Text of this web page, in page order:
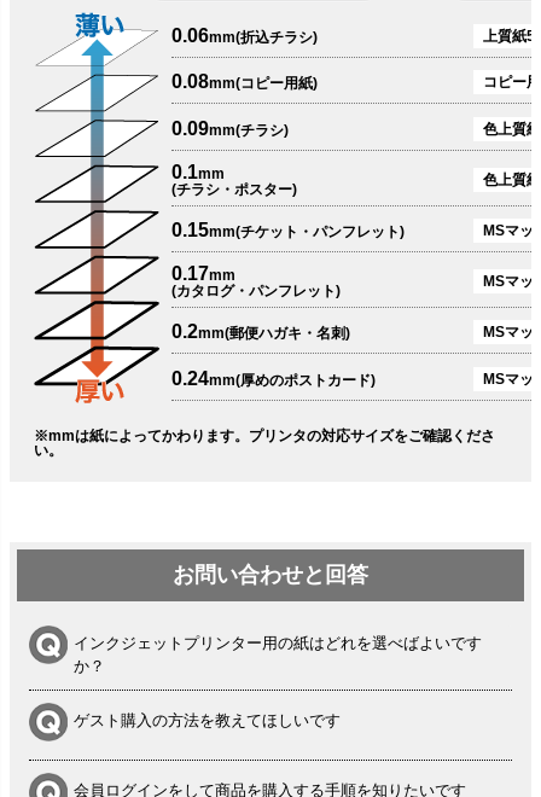
0.06mm(折込チラシ) 上質紙
0.08mm(コピー用紙) コピー
0.09mm(チラシ) 色上質
0.1mm
(チラシ・ポスター)
色上質
0.15mm(チケット・パンフレット) MSマッ
0.17mm
(カタログ・パンフレット)
MSマッ
0.2mm(郵便ハガキ・名刺) MSマッ
0.24mm(厚めのポストカード) MSマッ
※mmは紙によってかわります。プリンタの対応サイズをご確認くださ
い。
お問い合わせと回答
インクジェットプリンター用の紙はどれを選べばよいです
か？
ゲスト購入の方法を教えてほしいです
会員ログインをして商品を購入する手順を知りたいです